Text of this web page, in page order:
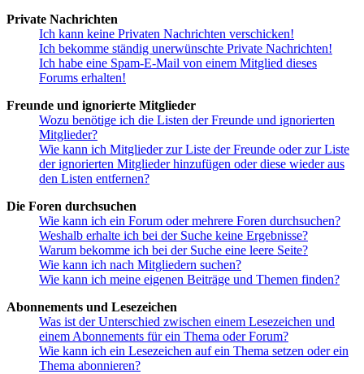
Private Nachrichten
Ich kann keine Privaten Nachrichten verschicken!
Ich bekomme ständig unerwünschte Private Nachrichten!
Ich habe eine Spam-E-Mail von einem Mitglied dieses
Forums erhalten!
Freunde und ignorierte Mitglieder
Wozu benötige ich die Listen der Freunde und ignorierten
Mitglieder?
Wie kann ich Mitglieder zur Liste der Freunde oder zur Liste
der ignorierten Mitglieder hinzufügen oder diese wieder aus
den Listen entfernen?
Die Foren durchsuchen
Wie kann ich ein Forum oder mehrere Foren durchsuchen?
Weshalb erhalte ich bei der Suche keine Ergebnisse?
Warum bekomme ich bei der Suche eine leere Seite?
Wie kann ich nach Mitgliedern suchen?
Wie kann ich meine eigenen Beiträge und Themen finden?
Abonnements und Lesezeichen
Was ist der Unterschied zwischen einem Lesezeichen und
einem Abonnements für ein Thema oder Forum?
Wie kann ich ein Lesezeichen auf ein Thema setzen oder ein
Thema abonnieren?